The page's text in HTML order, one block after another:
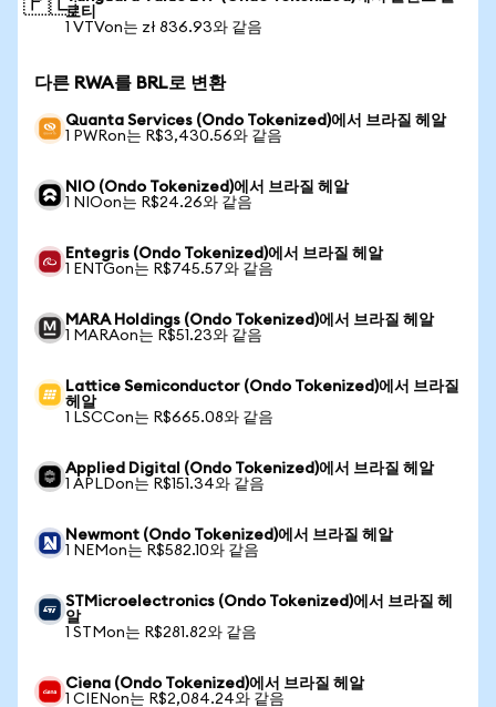
로티
1 VTVon는 zł 836.93와 같음
다른 RWA를 BRL로 변환
Quanta Services (Ondo Tokenized)에서 브라질 헤알
1 PWRon는 R$3,430.56와 같음
NIO (Ondo Tokenized)에서 브라질 헤알
1 NIOon는 R$24.26와 같음
Entegris (Ondo Tokenized)에서 브라질 헤알
1 ENTGon는 R$745.57와 같음
MARA Holdings (Ondo Tokenized)에서 브라질 헤알
1 MARAon는 R$51.23와 같음
Lattice Semiconductor (Ondo Tokenized)에서 브라질
헤알
1 LSCCon는 R$665.08와 같음
Applied Digital (Ondo Tokenized)에서 브라질 헤알
1 APLDon는 R$151.34와 같음
Newmont (Ondo Tokenized)에서 브라질 헤알
1 NEMon는 R$582.10와 같음
STMicroelectronics (Ondo Tokenized)에서 브라질 헤
알
1 STMon는 R$281.82와 같음
Ciena (Ondo Tokenized)에서 브라질 헤알
1 CIENon는 R$2,084.24와 같음